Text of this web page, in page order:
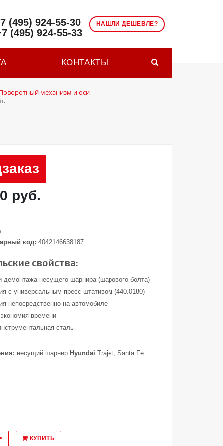
НАШЛИ ДЕШЕВЛЕ?
(495) 924-55-30
(495) 924-55-33
КОНТАКТЫ
механизм и оси
руб.
код: 4042146638187
свойства:
демонтажа несущего шарнира (шарового болта)
с универсальным пресс-штативом (440.0180)
непосредственно на автомобиле
времени
сталь
несущий шарнир Hyundai Trajet, Santa Fe
КУПИТЬ